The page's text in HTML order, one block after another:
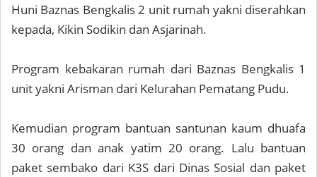
Huni Baznas Bengkalis 2 unit rumah yakni diserahkan
kepada, Kikin Sodikin dan Asjarinah.
Program kebakaran rumah dari Baznas Bengkalis 1
unit yakni Arisman dari Kelurahan Pematang Pudu.
Kemudian program bantuan santunan kaum dhuafa
30 orang dan anak yatim 20 orang. Lalu bantuan
paket sembako dari K3S dari Dinas Sosial dan paket